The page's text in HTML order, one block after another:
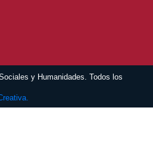
y Humanidades. Todos los